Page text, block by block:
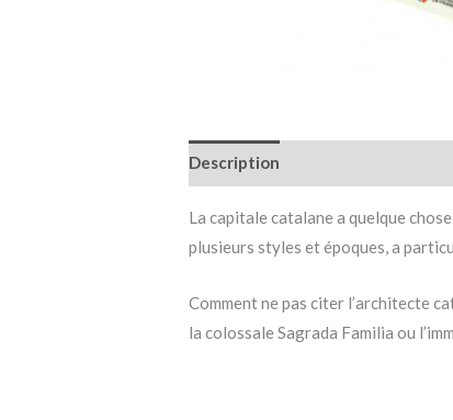
Description
La capitale catalane a quelque
plusieurs styles et époques, a
Comment ne pas citer l’architecte
la colossale Sagrada Familia ou